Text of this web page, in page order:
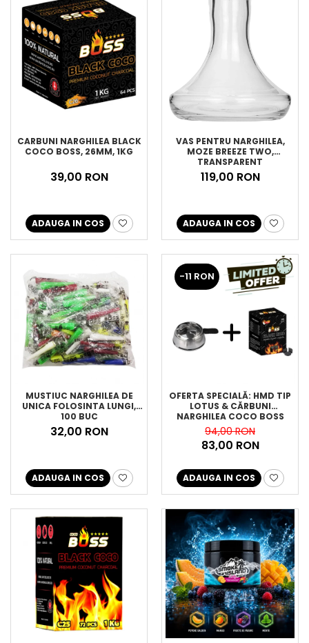
CARBUNI NARGHILEA BLACK
COCO BOSS, 26MM, 1KG
39,00 RON
ADAUGA IN COS
VAS PENTRU NARGHILEA,
MOZE BREEZE TWO,
TRANSPARENT
119,00 RON
ADAUGA IN COS
MUSTIUC NARGHILEA DE
UNICA FOLOSINTA LUNGI,
100 BUC
32,00 RON
ADAUGA IN COS
-11 RON
OFERTA SPECIALĂ: HMD TIP
LOTUS & CĂRBUNI
NARGHILEA COCO BOSS
94,00 RON
83,00 RON
ADAUGA IN COS